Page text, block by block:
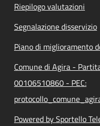
Riepilogo valutazioni
Segnalazione disservizio
Piano di miglioramento
Comune di Agira -
00106510860 - PEC:
Powered by Sportello